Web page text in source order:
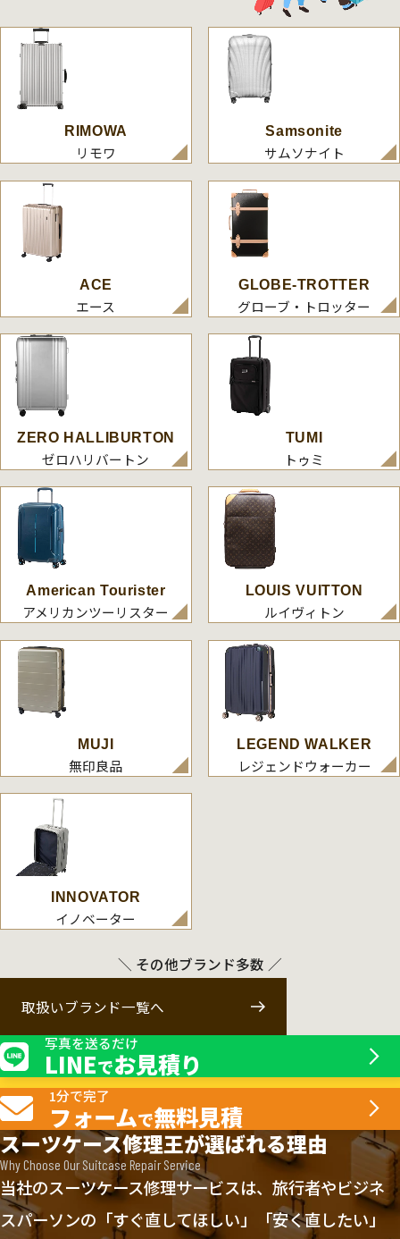
RIMOWA
リモワ
Samsonite
サムソナイト
ACE
エース
GLOBE-TROTTER
グローブ・トロッター
ZERO HALLIBURTON
ゼロハリバートン
TUMI
トゥミ
American Tourister
アメリカンツーリスター
LOUIS VUITTON
ルイヴィトン
MUJI
無印良品
LEGEND WALKER
レジェンドウォーカー
INNOVATOR
イノベーター
＼ その他ブランド多数 ／
取扱いブランド一覧へ
写真を送るだけ
LINEでお見積り
1分で完了
フォームで無料見積
スーツケース修理王が選ばれる理由
Why Choose Our Suitcase Repair Service
当社のスーツケース修理サービスは、旅行者やビジネ
スパーソンの「すぐ直してほしい」「安く直したい」